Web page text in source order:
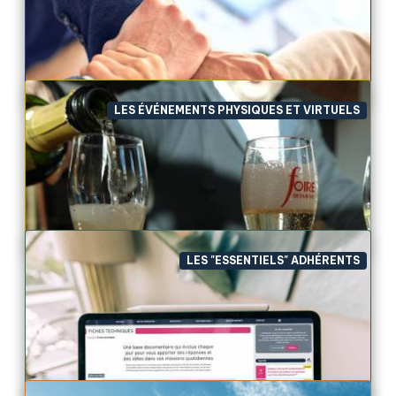
Un jeu concours qui rayonne et fait briller nos jolies
villesC'est à la suite du deuxième confinement que
nous avons eu l'idée et surtout l'envie de faire
rayonner nos belles villes au travers d'un...
Les pochettes de chèques cadeaux
Lorsque l'on se voit offrir un cadeau, on apprécie de
le recevoir dans un bel emballage.Pour les chèques
cadeaux c'est la même chose, un emballage soigné
donnera toujours une bonne impression à c...
Les prestataires labellisés
A la carte : des tarifs négociés et du sur
mesure.Depuis de nombreuses années, nous mettons
à votre disposition les propositions de prestataires
que nous avons labellisé pour la qualité de leur ...
LES ÉVÉNEMENTS PHYSIQUES ET VIRTUELS
LES "ESSENTIELS" ADHÉRENTS